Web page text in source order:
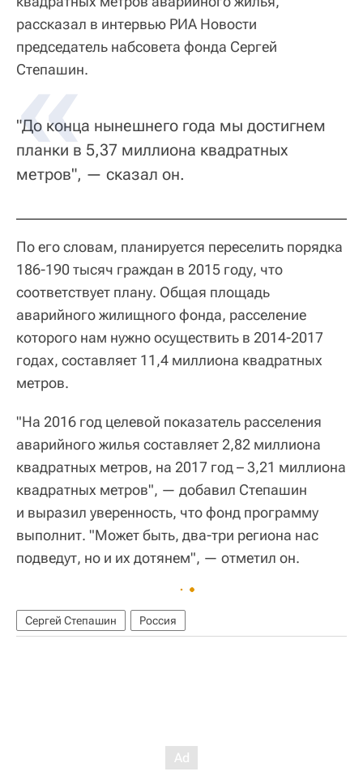
рассказал в интервью РИА Новости
председатель набсовета фонда Сергей
Степашин.
"До конца нынешнего года мы достигнем
планки в 5,37 миллиона квадратных
метров", — сказал он.
По его словам, планируется переселить порядка
186-190 тысяч граждан в 2015 году, что
соответствует плану. Общая площадь
аварийного жилищного фонда, расселение
которого нам нужно осуществить в 2014-2017
годах, составляет 11,4 миллиона квадратных
метров.
"На 2016 год целевой показатель расселения
аварийного жилья составляет 2,82 миллиона
квадратных метров, на 2017 год – 3,21 миллиона
квадратных метров", — добавил Степашин
и выразил уверенность, что фонд программу
выполнит. "Может быть, два-три региона нас
подведут, но и их дотянем", — отметил он.
Сергей Степашин Россия